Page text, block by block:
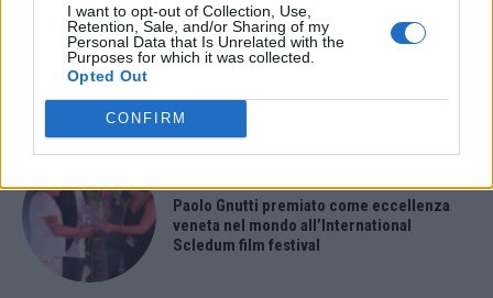
I want to opt-out of Collection, Use,
Retention, Sale, and/or Sharing of my
Personal Data that Is Unrelated with the
Purposes for which it was collected.
Opted Out
CONFIRM
- Advertisement -
ULTIMI ARTICOLI
Paolo Gnutti premiato come eccellenza
veneta nel mondo all’International
Scledum film festival